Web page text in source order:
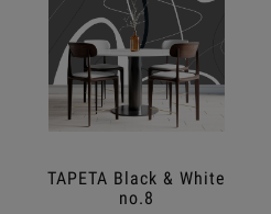
TAPETA Black & White
no.8